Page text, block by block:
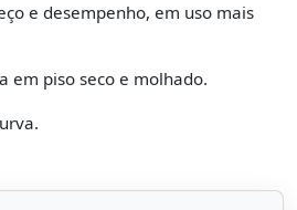
e desempenho, em uso mais
em piso seco e molhado.